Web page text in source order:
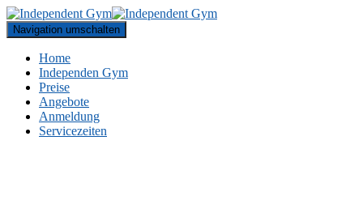
Navigation umschalten
Home
Independen Gym
Preise
Angebote
Anmeldung
Servicezeiten